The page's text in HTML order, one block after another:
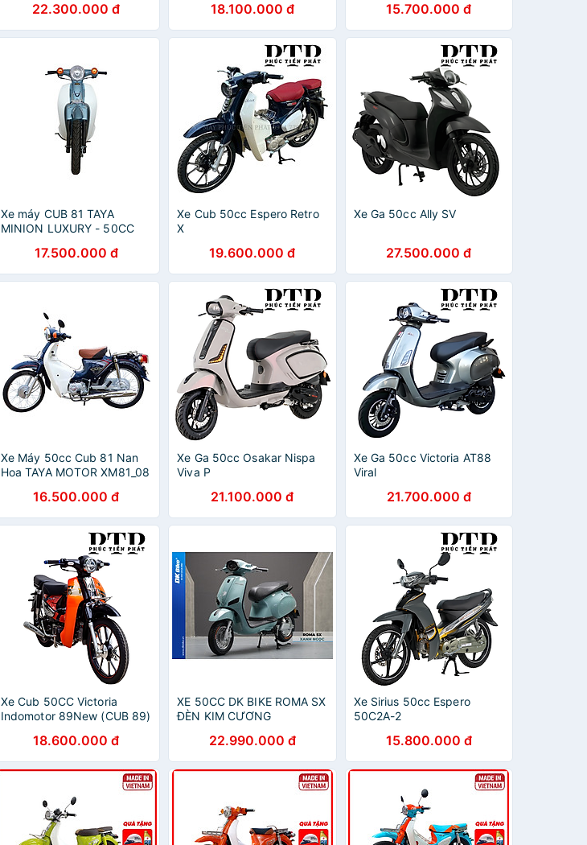
22.300.000 đ 18.100.000 đ 15.700.000 đ
Xe máy CUB 81 TAYA
MINION LUXURY - 50CC
17.500.000 đ
Xe Cub 50cc Espero Retro
X
19.600.000 đ
Xe Ga 50cc Ally SV
27.500.000 đ
Xe Máy 50cc Cub 81 Nan
Hoa TAYA MOTOR XM81_08
16.500.000 đ
Xe Ga 50cc Osakar Nispa
Viva P
21.100.000 đ
Xe Ga 50cc Victoria AT88
Viral
21.700.000 đ
Xe Cub 50CC Victoria
Indomotor 89New (CUB 89)
18.600.000 đ
XE 50CC DK BIKE ROMA SX
ĐÈN KIM CƯƠNG
22.990.000 đ
Xe Sirius 50cc Espero
50C2A-2
15.800.000 đ